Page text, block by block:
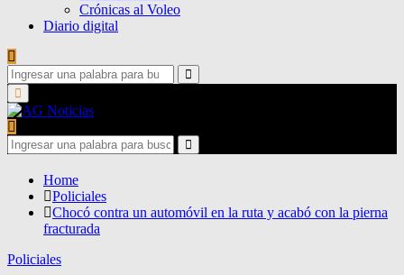
Crónicas al Voleo
Diario digital
Search
for:
Search
Primary
Menu
Search
for:
Search
Home
Policiales
Chocó contra un automóvil en la ruta y acabó con la pierna
fracturada
Policiales